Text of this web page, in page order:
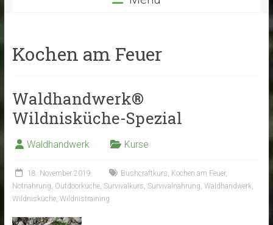
Kochen am Feuer
Waldhandwerk®
Wildnisküche-Spezial
Waldhandwerk Kurse
18. November 2019 Bushcraftkurs, Kochen am Feuer,
Notnahrung, Outdoorküche, Survivalkurs, Survivalnahrung, Waldhandwerk,
Wildnisküche, Wildnistraining